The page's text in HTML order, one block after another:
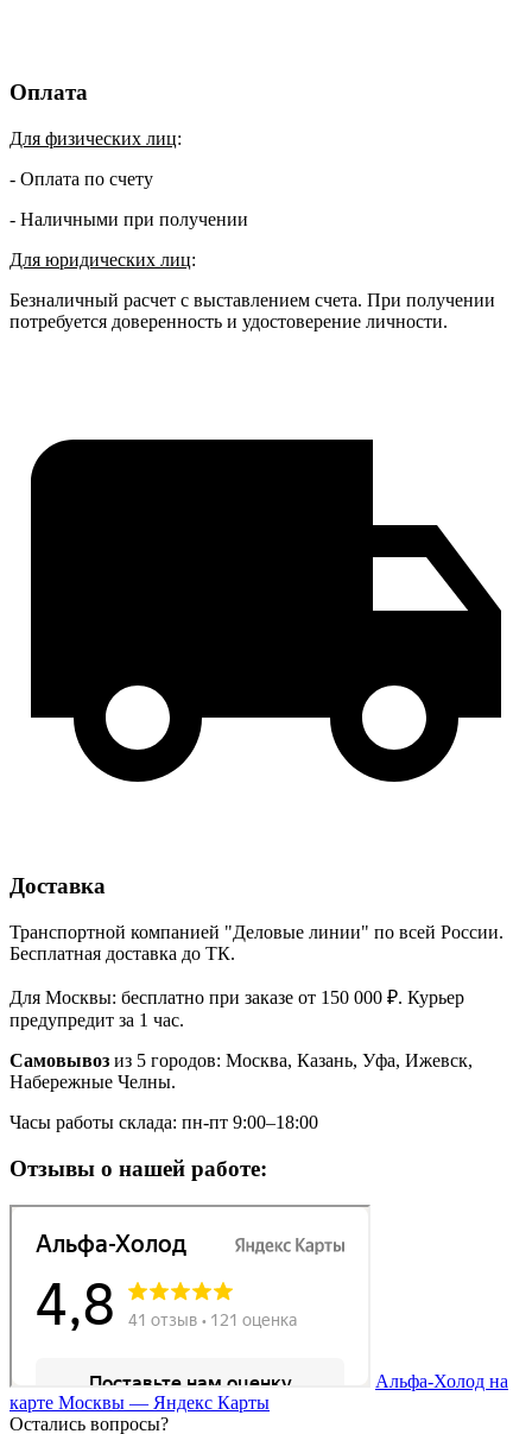
Оплата
Для физических лиц:
- Оплата по счету
- Наличными при получении
Для юридических лиц:
Безналичный расчет с выставлением счета. При получении
потребуется доверенность и удостоверение личности.
Доставка
Транспортной компанией "Деловые линии" по всей России.
Бесплатная доставка до ТК.
Для Москвы: бесплатно при заказе от 150 000 ₽. Курьер
предупредит за 1 час.
Самовывоз из 5 городов: Москва, Казань, Уфа, Ижевск,
Набережные Челны.
Часы работы склада: пн-пт 9:00–18:00
Отзывы о нашей работе:
Альфа-Холод на
карте Москвы — Яндекс Карты
Остались вопросы?